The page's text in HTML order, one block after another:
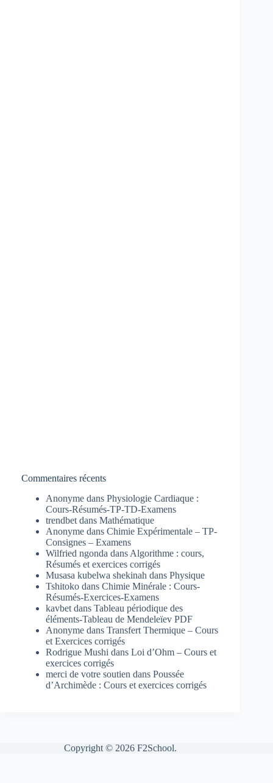
Commentaires récents
Anonyme dans Physiologie Cardiaque :
Cours-Résumés-TP-TD-Examens
trendbet dans Mathématique
Anonyme dans Chimie Expérimentale – TP-
Consignes – Examens
Wilfried ngonda dans Algorithme : cours,
Résumés et exercices corrigés
Musasa kubelwa shekinah dans Physique
Tshitoko dans Chimie Minérale : Cours-
Résumés-Exercices-Examens
kavbet dans Tableau périodique des
éléments-Tableau de Mendeleïev PDF
Anonyme dans Transfert Thermique – Cours
et Exercices corrigés
Rodrigue Mushi dans Loi d’Ohm – Cours et
exercices corrigés
merci de votre soutien dans Poussée
d’Archimède : Cours et exercices corrigés
Copyright © 2026 F2School.